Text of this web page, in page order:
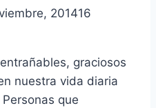
201416
graciosos
nuestra vida diaria
que